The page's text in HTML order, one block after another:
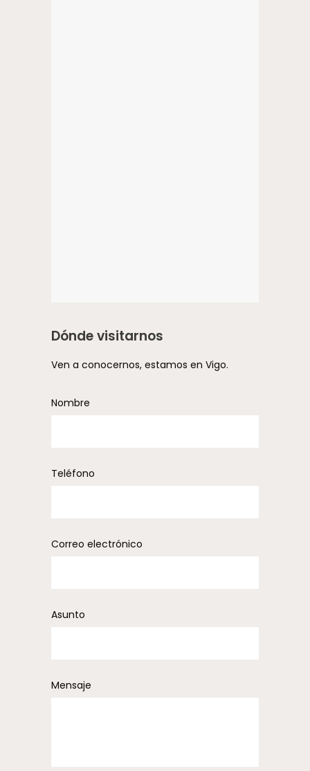
Dónde visitarnos
Ven a conocernos, estamos en Vigo.
Nombre
Teléfono
Correo electrónico
Asunto
Mensaje